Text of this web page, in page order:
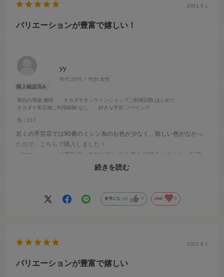
yy
年代:20代 性別:女性
商品の用途:趣味 オカダヤオンラインショップご利用回数:はじめて
オカダヤ実店舗ご利用経験:なし 好きな手芸:ソーイング
色：217
2021.6.1
バリエーションが豊富で嬉しい！
近くの手芸店では90番のミシン糸のお色が少なく、欲しい色がなかっ
たので、こちらで購入しました！
バリエーションが豊富で、生地に近い色を選んで購入しました。写真
の色と実物が違ったらなあと悩みましたが、そこまで大差がなく、思
続きを読む
参考になった 0 Like! 0
2021.6.1
バリエーションが豊富で嬉しい